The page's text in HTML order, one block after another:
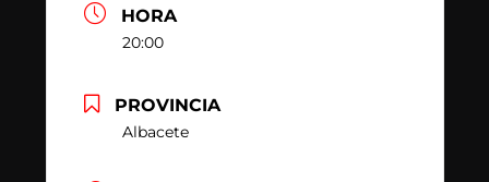
HORA
20:00
PROVINCIA
Albacete